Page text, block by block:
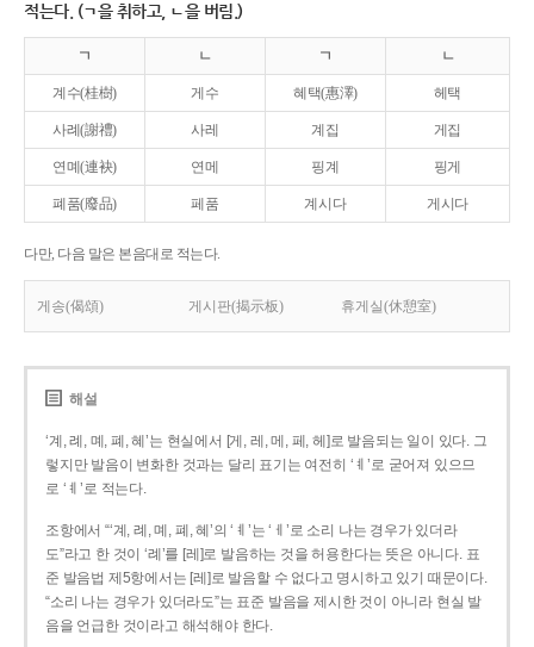
적는다. (ㄱ을 취하고, ㄴ을 버림.)
ㄱ ㄴ ㄱ ㄴ
계수(桂樹) 게수 혜택(惠澤) 헤택
사례(謝禮) 사레 계집 게집
연몌(連袂) 연메 핑계 핑게
폐품(廢品) 페품 계시다 게시다
다만, 다음 말은 본음대로 적는다.
게송(偈頌) 게시판(揭示板) 휴게실(休憩室)
해설
‘계, 례, 몌, 폐, 혜’는 현실에서 [게, 레, 메, 페, 헤]로 발음되는 일이 있다. 그
렇지만 발음이 변화한 것과는 달리 표기는 여전히 ‘ㅖ’로 굳어져 있으므
로 ‘ㅖ’로 적는다.
조항에서 “‘계, 례, 몌, 폐, 혜’의 ‘ㅖ’는 ‘ㅔ’로 소리 나는 경우가 있더라
도”라고 한 것이 ‘례’를 [레]로 발음하는 것을 허용한다는 뜻은 아니다. 표
준 발음법 제5항에서는 [레]로 발음할 수 없다고 명시하고 있기 때문이다.
“소리 나는 경우가 있더라도”는 표준 발음을 제시한 것이 아니라 현실 발
음을 언급한 것이라고 해석해야 한다.